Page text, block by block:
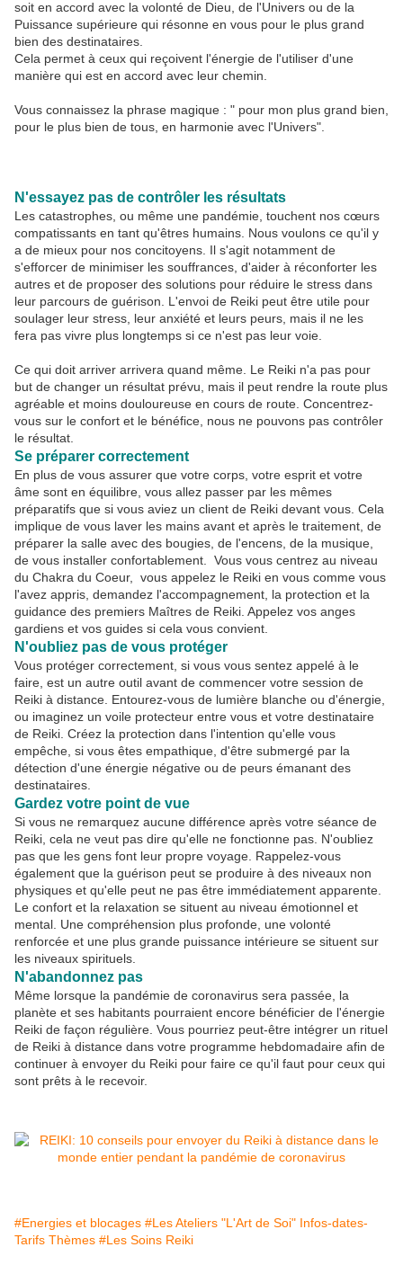
soit en accord avec la volonté de Dieu, de l'Univers ou de la
Puissance supérieure qui résonne en vous pour le plus grand
bien des destinataires.
Cela permet à ceux qui reçoivent l'énergie de l'utiliser d'une
manière qui est en accord avec leur chemin.
Vous connaissez la phrase magique : " pour mon plus grand bien,
pour le plus bien de tous, en harmonie avec l'Univers".
N'essayez pas de contrôler les résultats
Les catastrophes, ou même une pandémie, touchent nos cœurs
compatissants en tant qu'êtres humains. Nous voulons ce qu'il y
a de mieux pour nos concitoyens. Il s'agit notamment de
s'efforcer de minimiser les souffrances, d'aider à réconforter les
autres et de proposer des solutions pour réduire le stress dans
leur parcours de guérison. L'envoi de Reiki peut être utile pour
soulager leur stress, leur anxiété et leurs peurs, mais il ne les
fera pas vivre plus longtemps si ce n'est pas leur voie.
Ce qui doit arriver arrivera quand même. Le Reiki n'a pas pour
but de changer un résultat prévu, mais il peut rendre la route plus
agréable et moins douloureuse en cours de route. Concentrez-
vous sur le confort et le bénéfice, nous ne pouvons pas contrôler
le résultat.
Se préparer correctement
En plus de vous assurer que votre corps, votre esprit et votre
âme sont en équilibre, vous allez passer par les mêmes
préparatifs que si vous aviez un client de Reiki devant vous. Cela
implique de vous laver les mains avant et après le traitement, de
préparer la salle avec des bougies, de l'encens, de la musique,
de vous installer confortablement. Vous vous centrez au niveau
du Chakra du Coeur, vous appelez le Reiki en vous comme vous
l'avez appris, demandez l'accompagnement, la protection et la
guidance des premiers Maîtres de Reiki. Appelez vos anges
gardiens et vos guides si cela vous convient.
N'oubliez pas de vous protéger
Vous protéger correctement, si vous vous sentez appelé à le
faire, est un autre outil avant de commencer votre session de
Reiki à distance. Entourez-vous de lumière blanche ou d'énergie,
ou imaginez un voile protecteur entre vous et votre destinataire
de Reiki. Créez la protection dans l'intention qu'elle vous
empêche, si vous êtes empathique, d'être submergé par la
détection d'une énergie négative ou de peurs émanant des
destinataires.
Gardez votre point de vue
Si vous ne remarquez aucune différence après votre séance de
Reiki, cela ne veut pas dire qu'elle ne fonctionne pas. N'oubliez
pas que les gens font leur propre voyage. Rappelez-vous
également que la guérison peut se produire à des niveaux non
physiques et qu'elle peut ne pas être immédiatement apparente.
Le confort et la relaxation se situent au niveau émotionnel et
mental. Une compréhension plus profonde, une volonté
renforcée et une plus grande puissance intérieure se situent sur
les niveaux spirituels.
N'abandonnez pas
Même lorsque la pandémie de coronavirus sera passée, la
planète et ses habitants pourraient encore bénéficier de l'énergie
Reiki de façon régulière. Vous pourriez peut-être intégrer un rituel
de Reiki à distance dans votre programme hebdomadaire afin de
continuer à envoyer du Reiki pour faire ce qu'il faut pour ceux qui
sont prêts à le recevoir.
#Energies et blocages #Les Ateliers "L'Art de Soi" Infos-dates-
Tarifs Thèmes #Les Soins Reiki